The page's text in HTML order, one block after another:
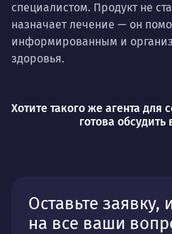
специалистом. Продукт не
назначает лечение — он
информированным и
здоровья.
Хотите такого же агента для
готова обсудить
Оставьте заявку,
на все ваши